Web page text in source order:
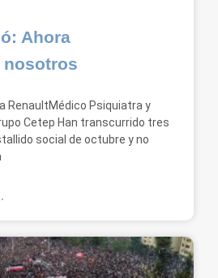
Ahora
nosotros
RenaultMédico Psiquiatra y
Cetep Han transcurrido tres
social de octubre y no